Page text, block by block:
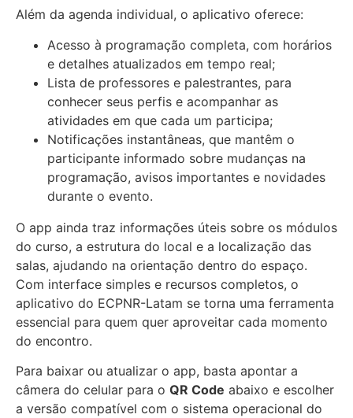
Além da agenda individual, o aplicativo oferece:
Acesso à programação completa, com horários
e detalhes atualizados em tempo real;
Lista de professores e palestrantes, para
conhecer seus perfis e acompanhar as
atividades em que cada um participa;
Notificações instantâneas, que mantêm o
participante informado sobre mudanças na
programação, avisos importantes e novidades
durante o evento.
O app ainda traz informações úteis sobre os módulos
do curso, a estrutura do local e a localização das
salas, ajudando na orientação dentro do espaço.
Com interface simples e recursos completos, o
aplicativo do ECPNR-Latam se torna uma ferramenta
essencial para quem quer aproveitar cada momento
do encontro.
Para baixar ou atualizar o app, basta apontar a
câmera do celular para o QR Code abaixo e escolher
a versão compatível com o sistema operacional do